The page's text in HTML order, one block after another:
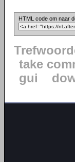
HTML code om naar
take
gui